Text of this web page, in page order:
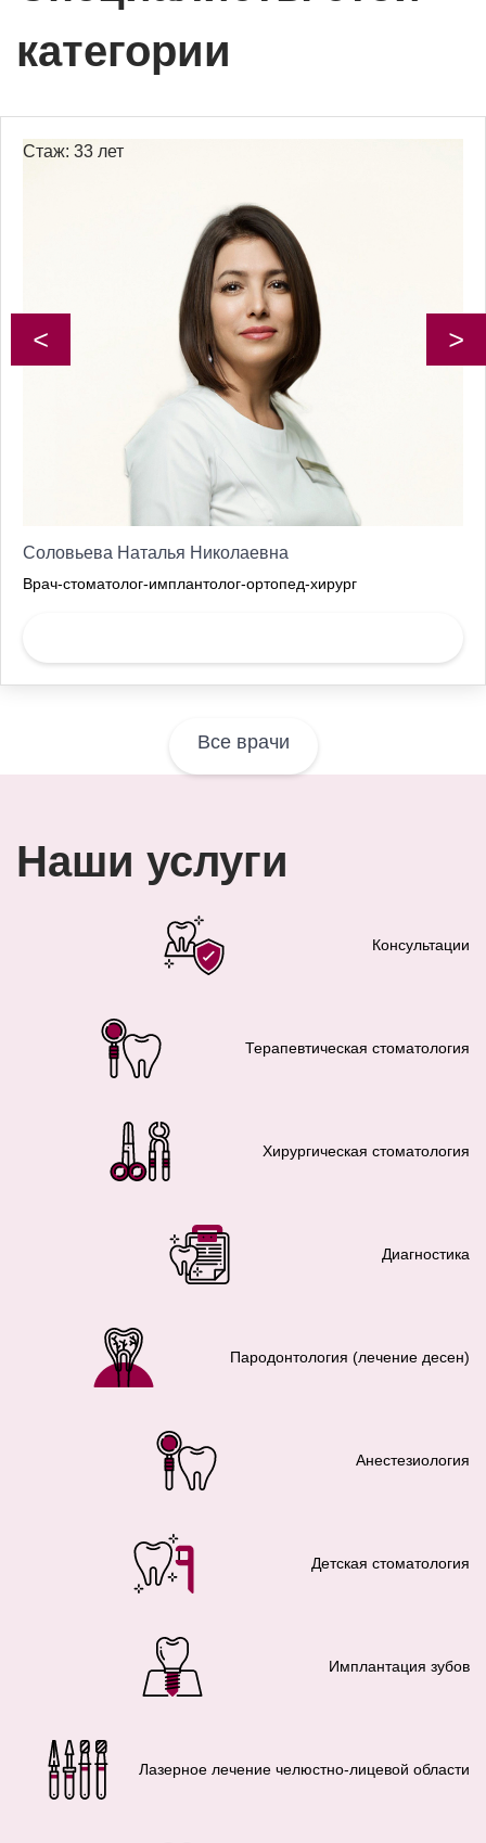
категории
< >
Стаж: 33 лет
Соловьева Наталья Николаевна
Врач-стоматолог-имплантолог-ортопед-хирург
Все врачи
Наши услуги
Консультации
Терапевтическая стоматология
Хирургическая стоматология
Диагностика
Пародонтология (лечение десен)
Анестезиология
Детская стоматология
Имплантация зубов
Лазерное лечение челюстно-лицевой области